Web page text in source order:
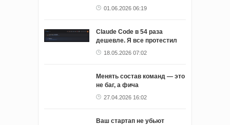
01.06.2026 06:19
Claude Code в 54 раза
дешевле. Я все протестил
18.05.2026 07:02
Менять состав команд — это
не баг, а фича
27.04.2026 16:02
Ваш стартап не убьют